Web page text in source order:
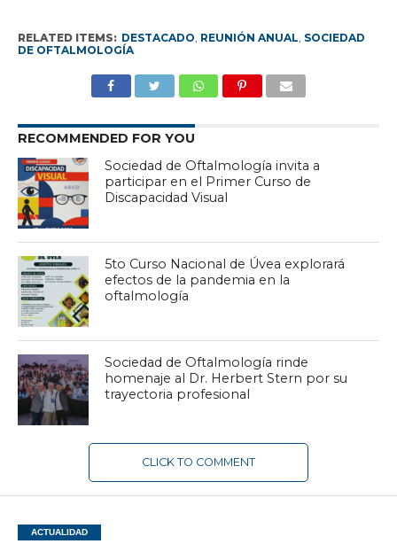
RELATED ITEMS: DESTACADO, REUNIÓN ANUAL, SOCIEDAD
DE OFTALMOLOGÍA
RECOMMENDED FOR YOU
Sociedad de Oftalmología invita a
participar en el Primer Curso de
Discapacidad Visual
5to Curso Nacional de Úvea explorará
efectos de la pandemia en la
oftalmología
Sociedad de Oftalmología rinde
homenaje al Dr. Herbert Stern por su
trayectoria profesional
CLICK TO COMMENT
ACTUALIDAD